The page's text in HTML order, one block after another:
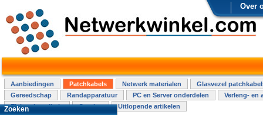
Over
Aanbiedingen Patchkabels Netwerk materialen
Glasvezel
Gereedschap
Randapparatuur PC en Server onderdelen
Verleng- en
Elektra installatie
Overige Uitlopende artikelen
Zoeken